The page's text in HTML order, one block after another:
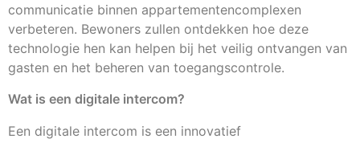
communicatie binnen appartementencomplexen
verbeteren. Bewoners zullen ontdekken hoe deze
technologie hen kan helpen bij het veilig ontvangen van
gasten en het beheren van toegangscontrole.
Wat is een digitale intercom?
Een digitale intercom is een innovatief